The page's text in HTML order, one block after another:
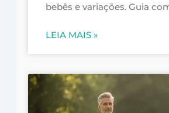
bebês e variações. Guia
LEIA MAIS »